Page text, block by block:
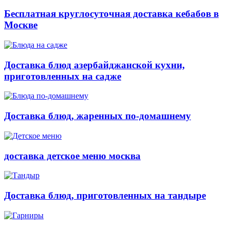
Бесплатная круглосуточная доставка кебабов в
Москве
Доставка блюд азербайджанской кухни,
приготовленных на садже
Доставка блюд, жаренных по-домашнему
доставка детское меню москва
Доставка блюд, приготовленных на тандыре